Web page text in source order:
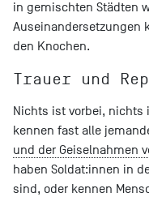
in gemischten Städten
Auseinandersetzungen
den Knochen.
Trauer und
Nichts ist vorbei, nichts
kennen fast alle
und der Geiselnahmen
haben Soldat:innen in
sind, oder kennen